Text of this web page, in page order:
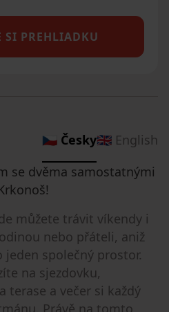
SI PREHLIADKU
🇨🇿 Česky🇬🇧 English
se dvěma samostatnými
můžete trávit víkendy i
nebo přáteli, aniž
společný prostor.
na sjezdovku,
terase a večer si každý
Právě na tomto